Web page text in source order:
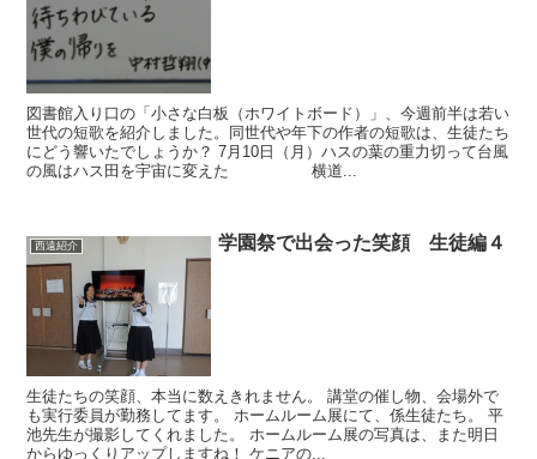
図書館入り口の「小さな白板（ホワイトボード）」、今週前半は若い
世代の短歌を紹介しました。同世代や年下の作者の短歌は、生徒たち
にどう響いたでしょうか？ 7月10日（月）ハスの葉の重力切って台風
の風はハス田を宇宙に変えた 横道...
西遠紹介 学園祭で出会った笑顔 生徒編４
生徒たちの笑顔、本当に数えきれません。 講堂の催し物、会場外で
も実行委員が勤務してます。 ホームルーム展にて、係生徒たち。 平
池先生が撮影してくれました。 ホームルーム展の写真は、また明日
からゆっくりアップしますね！ ケニアの...